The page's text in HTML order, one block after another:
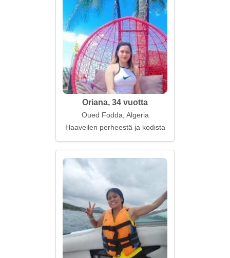
Oriana, 34 vuotta
Oued Fodda, Algeria
Haaveilen perheestä ja kodista